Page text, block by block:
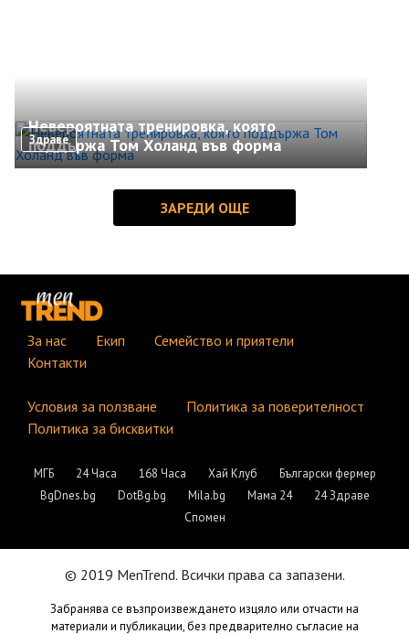
Здраве
Невероятната тренировка, която
поддържа Том Холанд във форма
За нас Екип
Семейство и приятели
Контакти
Условия за ползване
Политика за поверителност
Политика за бисквитки
МГБ 24 Часа 168 Часа Хай Клуб
Български фермер
BgDnes.bg
DotBg.bg Mila.bg Мама 24
24 Здраве
Спомен
© 2019 MenTrend. Всички права са запазени.
Забранява се възпроизвеждането изцяло или отчасти на
материали и публикации, без предварително съгласие на